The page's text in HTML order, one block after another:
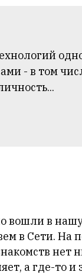
- в том
вошли в
в Сети. На
нет
а где-то